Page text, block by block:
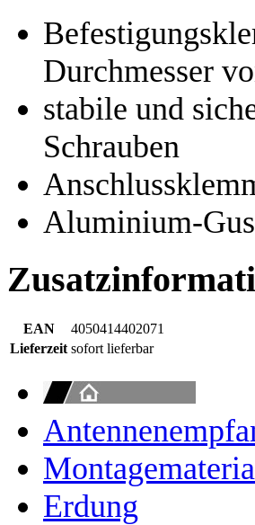
Durchmesser
stabile und
Schrauben
Aluminium-
EAN
4050414402071
Lieferzeit sofort lieferbar
Erdung